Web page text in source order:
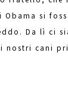
si
Da lì ci
cani